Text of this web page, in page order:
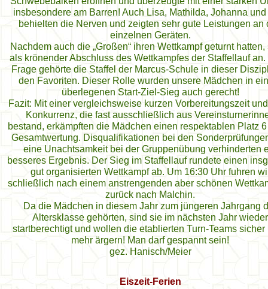
insbesondere am Barren! Auch Lisa, Mathilda, Johanna
behielten die Nerven und zeigten sehr gute Leistungen an
einzelnen Geräten.
Nachdem auch die „Großen“ ihren Wettkampf geturnt hatten,
als krönender Abschluss des Wettkampfes der Staffellauf an.
Frage gehörte die Staffel der Marcus-Schule in dieser
den Favoriten. Dieser Rolle wurden unsere Mädchen in
überlegenen Start-Ziel-Sieg auch gerecht!
Fazit: Mit einer vergleichsweise kurzen Vorbereitungszeit
Konkurrenz, die fast ausschließlich aus
bestand, erkämpften die Mädchen einen respektablen Platz
Gesamtwertung. Disqualifikationen bei den
eine Unachtsamkeit bei der Gruppenübung verhinderten
besseres Ergebnis. Der Sieg im Staffellauf rundete einen
gut organisierten Wettkampf ab. Um 16:30 Uhr fuhren
schließlich nach einem anstrengenden aber schönen
zurück nach Malchin.
Da die Mädchen in diesem Jahr zum jüngeren Jahrgang
Altersklasse gehörten, sind sie im nächsten Jahr wieder
startberechtigt und wollen die etablierten Turn-Teams sicher
mehr ärgern! Man darf gespannt sein!
gez. Hanisch/Meier
Eiszeit-Ferien